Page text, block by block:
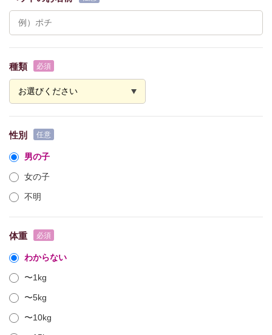
種類
性別
男の子
女の子
不明
体重
わからない
〜1kg
〜5kg
〜10kg